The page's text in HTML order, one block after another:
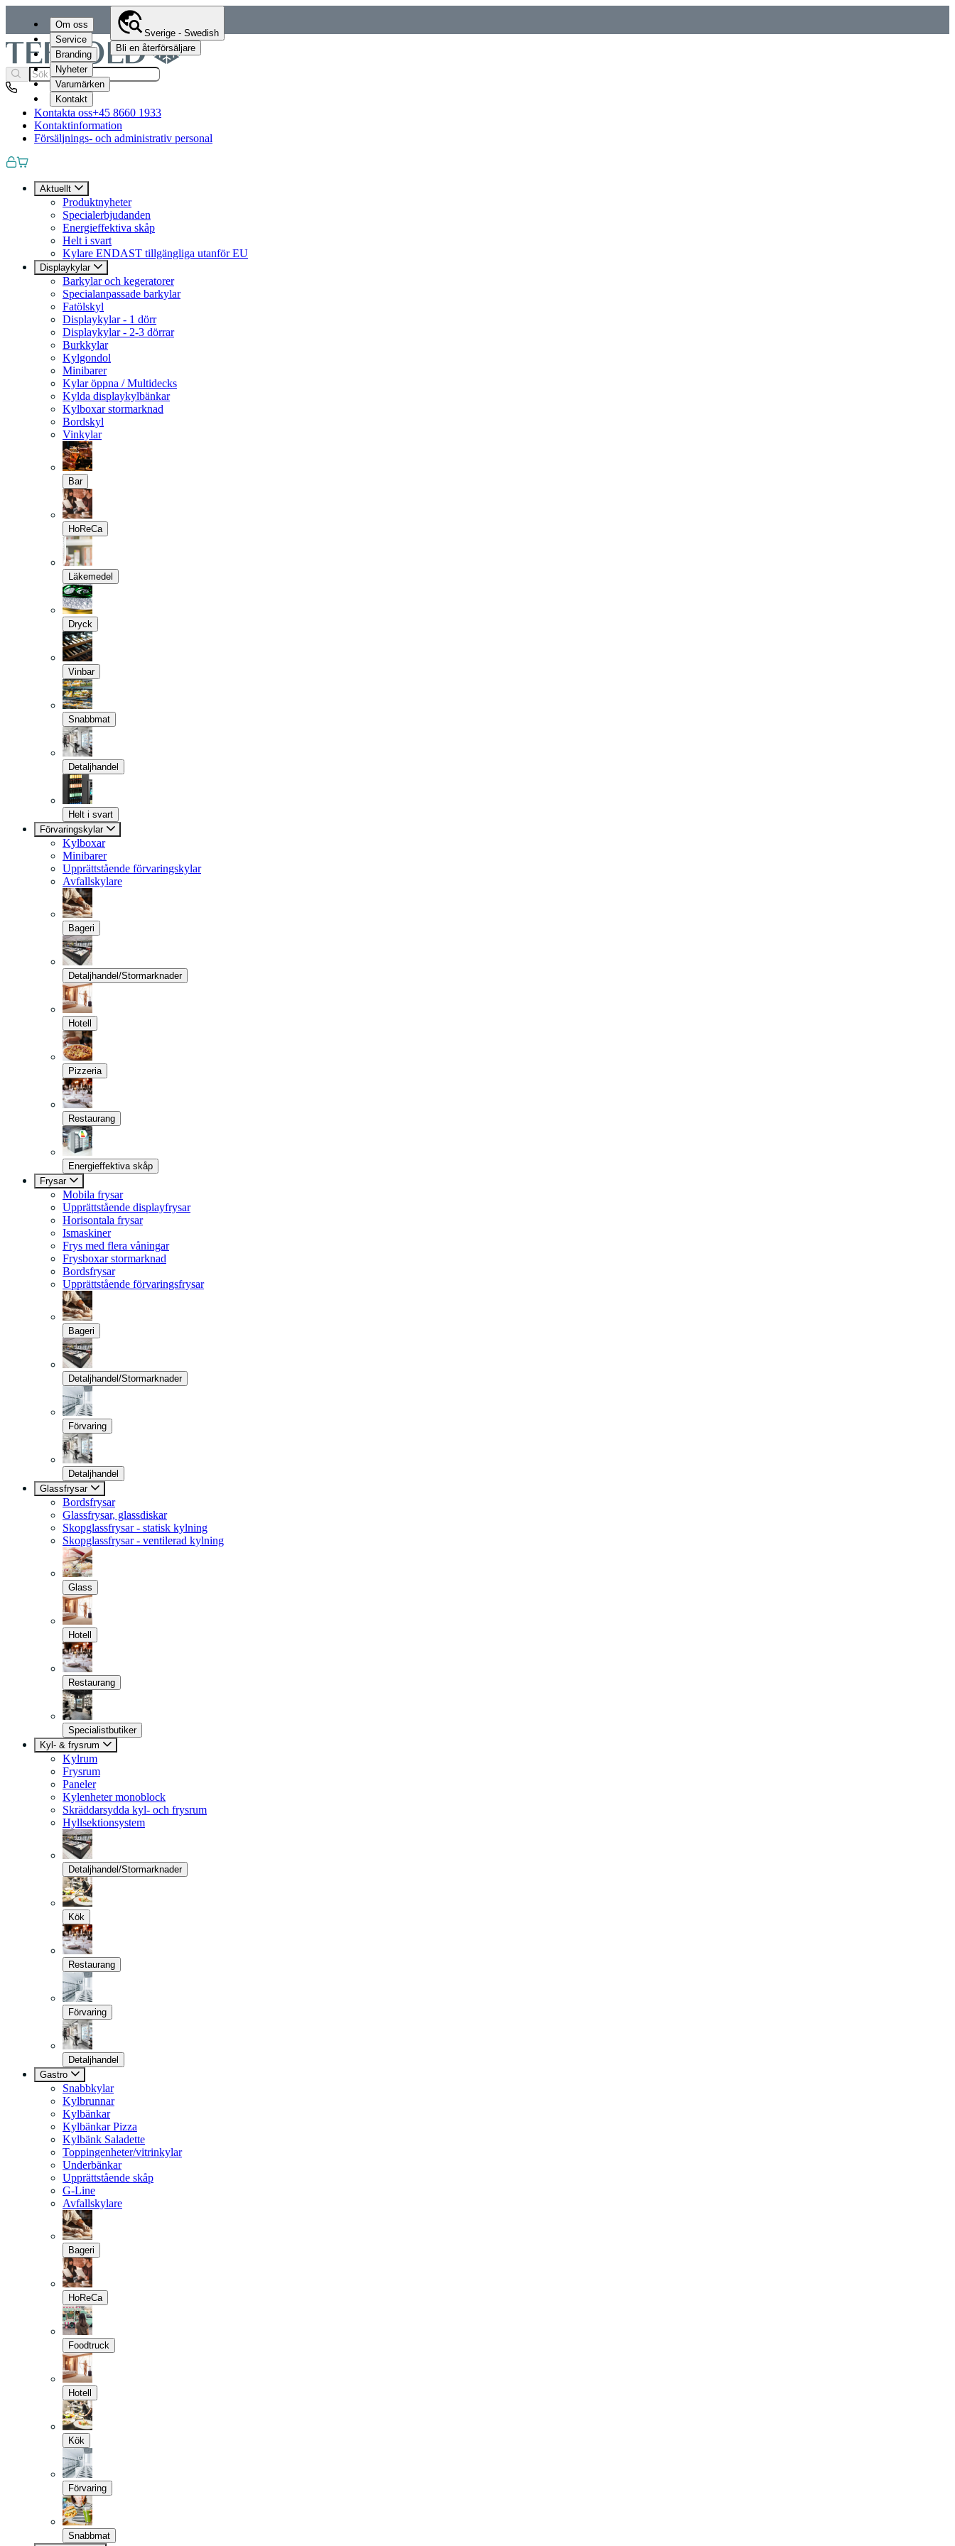
Om oss
Service
Branding
Nyheter
Varumärken
Kontakt
Sverige - Swedish
Bli en återförsäljare
Kontakta oss+45 8660 1933
Kontaktinformation
Försäljnings- och administrativ personal
Aktuellt
Produktnyheter
Specialerbjudanden
Energieffektiva skåp
Helt i svart
Kylare ENDAST tillgängliga utanför EU
Displaykylar
Barkylar och kegeratorer
Specialanpassade barkylar
Fatölskyl
Displaykylar - 1 dörr
Displaykylar - 2-3 dörrar
Burkkylar
Kylgondol
Minibarer
Kylar öppna / Multidecks
Kylda displaykylbänkar
Kylboxar stormarknad
Bordskyl
Vinkylar
Bar
HoReCa
Läkemedel
Dryck
Vinbar
Snabbmat
Detaljhandel
Helt i svart
Förvaringskylar
Kylboxar
Minibarer
Upprättstående förvaringskylar
Avfallskylare
Bageri
Detaljhandel/Stormarknader
Hotell
Pizzeria
Restaurang
Energieffektiva skåp
Frysar
Mobila frysar
Upprättstående displayfrysar
Horisontala frysar
Ismaskiner
Frys med flera våningar
Frysboxar stormarknad
Bordsfrysar
Upprättstående förvaringsfrysar
Bageri
Detaljhandel/Stormarknader
Förvaring
Detaljhandel
Glassfrysar
Bordsfrysar
Glassfrysar, glassdiskar
Skopglassfrysar - statisk kylning
Skopglassfrysar - ventilerad kylning
Glass
Hotell
Restaurang
Specialistbutiker
Kyl- & frysrum
Kylrum
Frysrum
Paneler
Kylenheter monoblock
Skräddarsydda kyl- och frysrum
Hyllsektionsystem
Detaljhandel/Stormarknader
Kök
Restaurang
Förvaring
Detaljhandel
Gastro
Snabbkylar
Kylbrunnar
Kylbänkar
Kylbänkar Pizza
Kylbänk Saladette
Toppingenheter/vitrinkylar
Underbänkar
Upprättstående skåp
G-Line
Avfallskylare
Bageri
HoReCa
Foodtruck
Hotell
Kök
Förvaring
Snabbmat